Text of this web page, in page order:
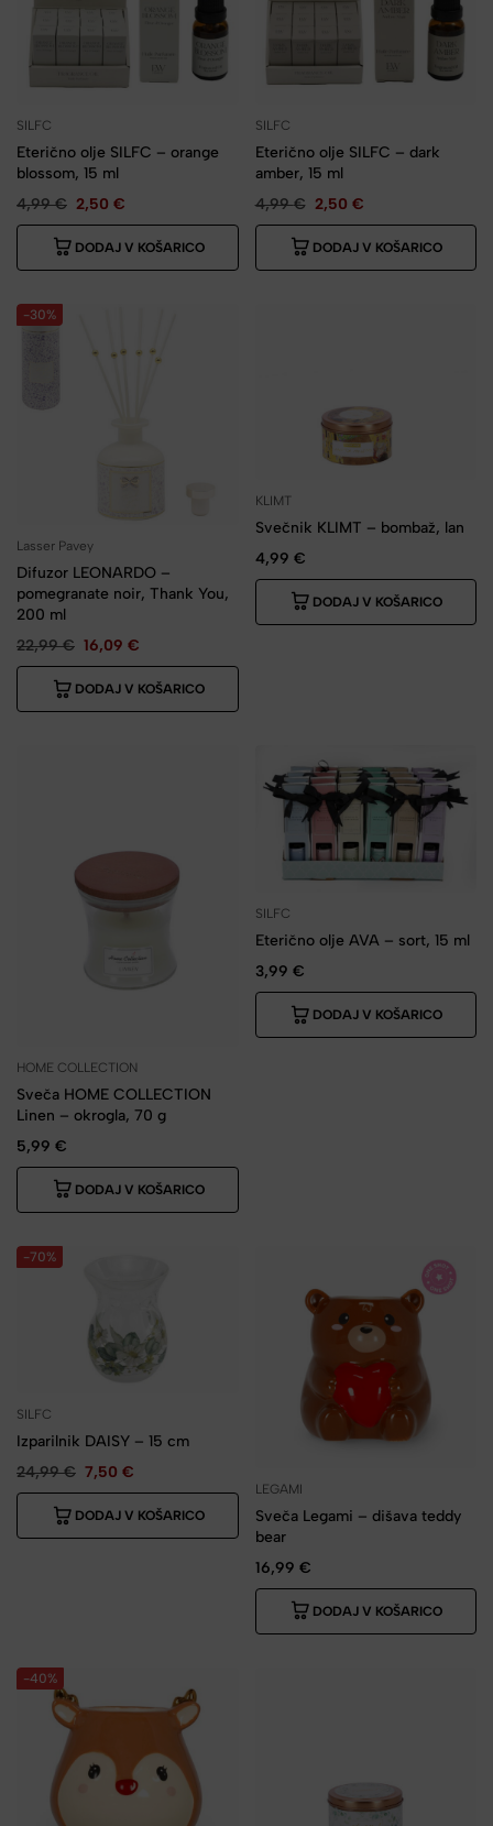
SILFC
Eterično olje SILFC – orange
blossom, 15 ml
4,99€ 2,50 €
DODAJ V KOŠARICO
SILFC
Eterično olje SILFC – dark
amber, 15 ml
4,99€ 2,50 €
DODAJ V KOŠARICO
-30%
Lasser Pavey
Difuzor LEONARDO –
pomegranate noir, Thank You,
200 ml
22,99€ 16,09 €
DODAJ V KOŠARICO
KLIMT
Svečnik KLIMT – bombaž, lan
4,99 €
DODAJ V KOŠARICO
HOME COLLECTION
Sveča HOME COLLECTION
Linen – okrogla, 70 g
5,99 €
DODAJ V KOŠARICO
SILFC
Eterično olje AVA – sort, 15 ml
3,99 €
DODAJ V KOŠARICO
-70%
SILFC
Izparilnik DAISY – 15 cm
24,99€ 7,50 €
DODAJ V KOŠARICO
LEGAMI
Sveča Legami – dišava teddy
bear
16,99 €
DODAJ V KOŠARICO
-40%